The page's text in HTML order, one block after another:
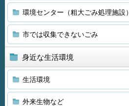
環境センター（粗大ごみ処理施設）
市では収集できないごみ
身近な生活環境
生活環境
外来生物など